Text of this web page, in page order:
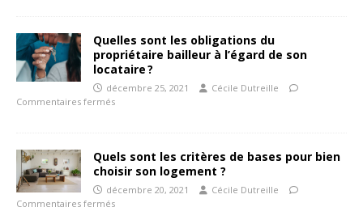
Quelles sont les obligations du
propriétaire bailleur à l’égard de son
locataire ?
décembre 25, 2021
Cécile Dutreille
Commentaires fermés
Quels sont les critères de bases pour bien
choisir son logement ?
décembre 20, 2021
Cécile Dutreille
Commentaires fermés